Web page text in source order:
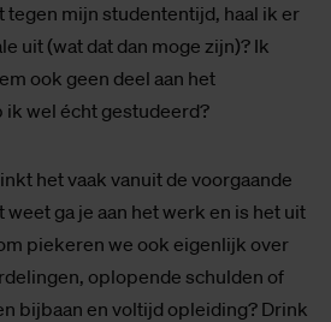
mijn studententijd, haal ik er
uit (wat dat dan moge zijn)? Ik
ook geen deel aan het
wel écht gestudeerd?
het vaak vanuit de voorgaande
weet ga je aan het werk en is het uit
piekeren we ook eigenlijk over
oplopende schulden of
bijbaan en voltijd opleiding? Drink